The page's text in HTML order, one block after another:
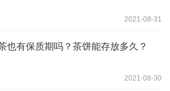
2021-08-31
也有保质期吗？茶饼能存放多久？
2021-08-30